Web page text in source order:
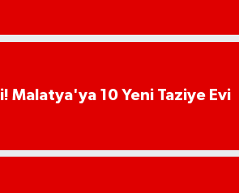
Malatya'ya 10 Yeni Taziye Evi